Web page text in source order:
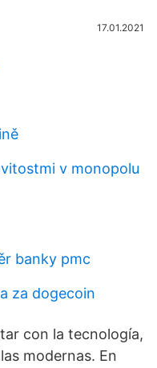
17.01.2021
v monopolu
banky pmc
za dogecoin
con la tecnología,
modernas. En